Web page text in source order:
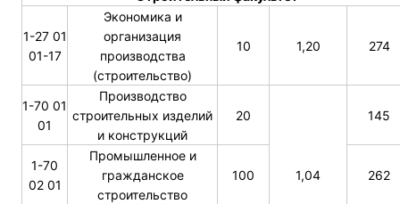
1-27 01
01-17
Экономика и
организация
производства
(строительство)
10 1,20 274
1-70 01
01
Производство
строительных изделий
и конструкций
20
1,04
145
1-70
02 01
Промышленное и
гражданское
строительство
100 262